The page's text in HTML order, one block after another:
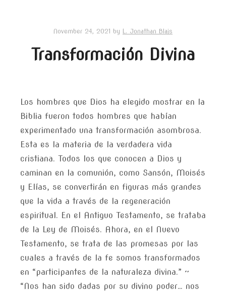
November 24, 2021 by L. Jonathan Blais
Transformación Divina
Los hombres que Dios ha elegido mostrar en la
Biblia fueron todos hombres que habían
experimentado una transformación asombrosa.
Esta es la materia de la verdadera vida
cristiana. Todos los que conocen a Dios y
caminan en la comunión, como Sansón, Moisés
y Elías, se convertirán en figuras más grandes
que la vida a través de la regeneración
espiritual. En el Antiguo Testamento, se trataba
de la Ley de Moisés. Ahora, en el Nuevo
Testamento, se trata de las promesas por las
cuales a través de la fe somos transformados
en “participantes de la naturaleza divina.” ~
“Nos han sido dadas por su divino poder… nos